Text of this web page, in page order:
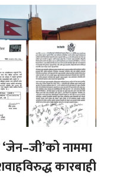
नाममा
कारबाही